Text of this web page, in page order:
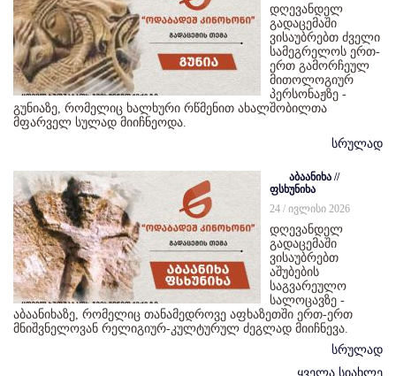
დღევანდელ
გადაცემაში
ვისაუბრებთ ძველი
სამეგრელოს ერთ-
ერთ გამორჩეულ
მითოლოგიურ
პერსონაჟზე -
გუნიაზე, რომელიც ხალხური რწმენით ახალშობილთა
მფარველ სულად მიიჩნეოდა.
სრულად
აბაანიხა //
ფსხუნიხა
24 / ივლისი 2026
დღევანდელ
გადაცემაში
ვისაუბრებთ
აშუბების
საგვარეულო
სალოცავზე -
აბაანიხაზე, რომელიც თანამედროვე აფხაზეთში ერთ-ერთ
მნიშვნელოვან რელიგიურ-კულტურულ ძეგლად მიიჩნევა.
სრულად
ყველა სიახლე